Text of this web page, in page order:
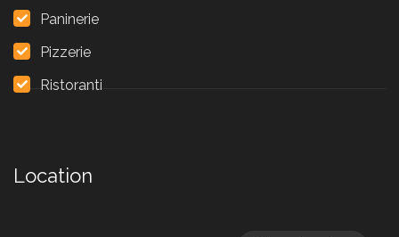
Paninerie
Pizzerie
Ristoranti
Location